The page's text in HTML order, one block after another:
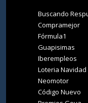
Buscando
Compramejor
Fórmula1
Guapisimas
Iberempleos
Loteria Navidad
Neomotor
Código Nuevo